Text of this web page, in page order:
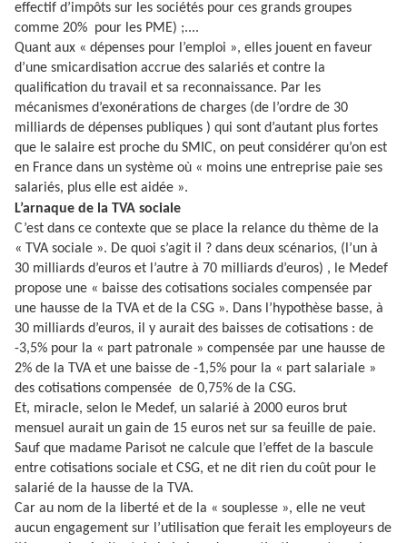
effectif d’impôts sur les sociétés pour ces grands groupes
comme 20% pour les PME) ;....
Quant aux « dépenses pour l’emploi », elles jouent en faveur
d’une smicardisation accrue des salariés et contre la
qualification du travail et sa reconnaissance. Par les
mécanismes d’exonérations de charges (de l’ordre de 30
milliards de dépenses publiques ) qui sont d’autant plus fortes
que le salaire est proche du SMIC, on peut considérer qu’on est
en France dans un système où « moins une entreprise paie ses
salariés, plus elle est aidée ».
L’arnaque de la TVA sociale
C’est dans ce contexte que se place la relance du thème de la
« TVA sociale ». De quoi s’agit il ? dans deux scénarios, (l’un à
30 milliards d’euros et l’autre à 70 milliards d’euros) , le Medef
propose une « baisse des cotisations sociales compensée par
une hausse de la TVA et de la CSG ». Dans l’hypothèse basse, à
30 milliards d’euros, il y aurait des baisses de cotisations : de
-3,5% pour la « part patronale » compensée par une hausse de
2% de la TVA et une baisse de -1,5% pour la « part salariale »
des cotisations compensée de 0,75% de la CSG.
Et, miracle, selon le Medef, un salarié à 2000 euros brut
mensuel aurait un gain de 15 euros net sur sa feuille de paie.
Sauf que madame Parisot ne calcule que l’effet de la bascule
entre cotisations sociale et CSG, et ne dit rien du coût pour le
salarié de la hausse de la TVA.
Car au nom de la liberté et de la « souplesse », elle ne veut
aucun engagement sur l’utilisation que ferait les employeurs de